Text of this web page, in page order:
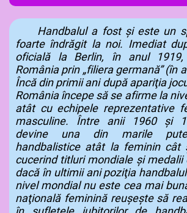
Handbalul a fost şi este un
foarte îndrăgit la noi. Imediat
oficială la Berlin, în anul
România prin „filiera germană” (în
Încă din primii ani după apariţia
România începe să se afirme la
atât cu echipele reprezentative
masculine. Între anii 1960 şi
devine una din marile
handbalistice atât la feminin cât
cucerind titluri mondiale şi medalii
dacă în ultimii ani poziţia
nivel mondial nu este cea mai
naţională feminină reuşeşte să